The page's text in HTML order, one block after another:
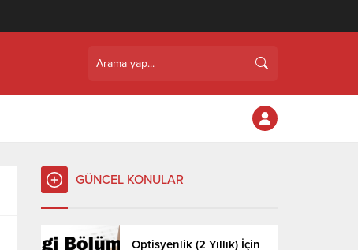
GÜNCEL KONULAR
Optisyenlik (2 Yıllık) İçin